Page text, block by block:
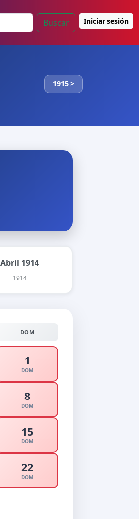
Buscar Iniciar sesión
1915 >
Abril 1914
1914
DOM
1
DOM
8
DOM
15
DOM
22
DOM